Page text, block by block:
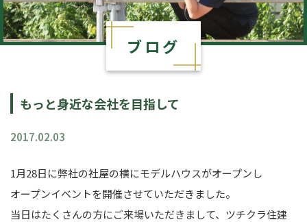
ブログ
もっと身近な会社を目指して
2017.02.03
1月28日に弊社の社屋の横にモデルハウスがオープンし
オープンイベントを開催させていただきました。
当日はたくさんの方にご来場いただきまして、ツチクラ住建